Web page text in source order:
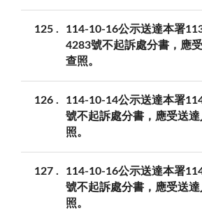
125
114-10-16公示送達本署
4283號不起訴處分書，應
查照。
126
114-10-14公示送達本署
號不起訴處分書，應受送
照。
127
114-10-16公示送達本署
號不起訴處分書，應受送
照。